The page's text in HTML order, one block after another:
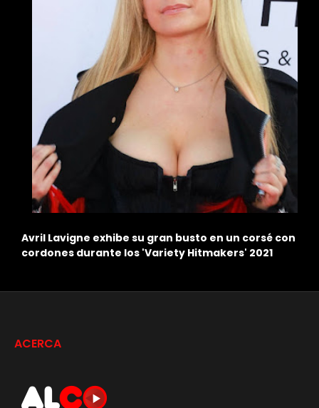
¿Qué puso fin al matrimonio de Avril Lavigne y
Deryck Whibley?
ACERCA